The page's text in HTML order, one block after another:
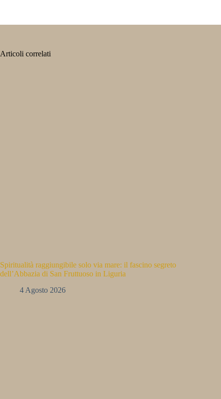
Articoli correlati
Spiritualità raggiungibile solo via mare: il fascino segreto
dell’Abbazia di San Fruttuoso in Liguria
4 Agosto 2026